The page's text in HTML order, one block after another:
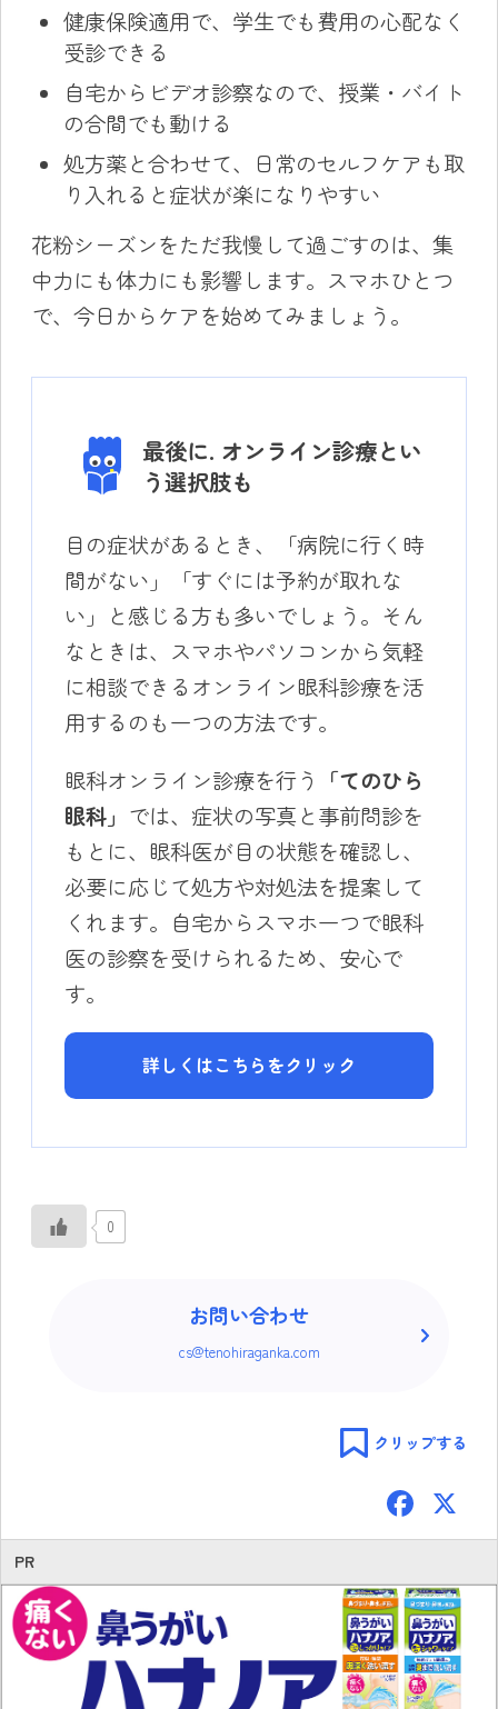
健康保険適用で、学生でも費用の心配なく
受診できる
自宅からビデオ診察なので、授業・バイト
の合間でも動ける
処方薬と合わせて、日常のセルフケアも取
り入れると症状が楽になりやすい
花粉シーズンをただ我慢して過ごすのは、集
中力にも体力にも影響します。スマホひとつ
で、今日からケアを始めてみましょう。
最後に. オンライン診療とい
う選択肢も
目の症状があるとき、「病院に行く時
間がない」「すぐには予約が取れな
い」と感じる方も多いでしょう。そん
なときは、スマホやパソコンから気軽
に相談できるオンライン眼科診療を活
用するのも一つの方法です。
眼科オンライン診療を行う
「てのひら
眼科」 では、症状の写真と事前問診を
もとに、眼科医が目の状態を確認し、
必要に応じて処方や対処法を提案して
くれます。自宅からスマホ一つで眼科
医の診察を受けられるため、安心で
す。
詳しくはこちらをクリック
0
お問い合わせ
cs@tenohiraganka.com
クリップする
F
ac
e
b
o
ok
PR